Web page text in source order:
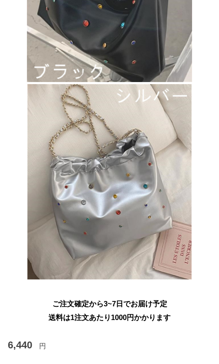
ご注文確定から3~7日でお届け予定
送料は1注文あたり 1000円かかります
6,440 円